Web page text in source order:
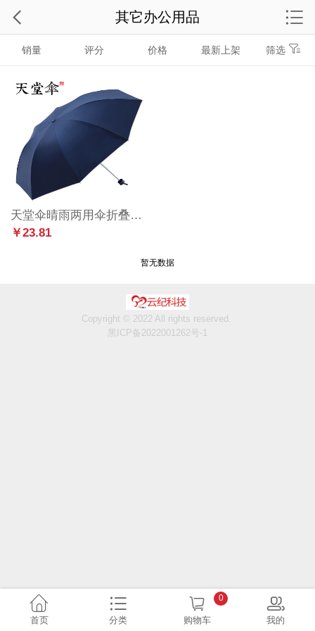
销量 评分 价格 最新上架 筛选
天堂伞晴雨两用伞折叠女男士定制广告伞印logo防晒紫外线伞遮阳伞 可选颜色 藏青色
￥23.81
暂无数据
其它办公用品
Copyright © 2022 All rights reserved.
黑ICP备2022001262号-1
首页 分类 购物车
0
我的